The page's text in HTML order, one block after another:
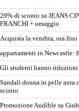
29% di sconto su JEANS
FRANCHI + omaggio
Acquista la vendita, ora fino
appartamenti in Newcastle:
Gli studenti hanno riduzioni
Sandali donna in pelle nera
sconto
Promozione Audible su